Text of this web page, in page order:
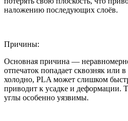
наложению последующих слоёв.
Причины:
Основная причина —
отпечаток попадает сквозняк
холодно, PLA может слишком
приводит к усадке и деформации.
углы особенно уязвимы.